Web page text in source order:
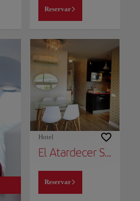
Reservar
Hotel
El Atardecer Skyline
Reservar